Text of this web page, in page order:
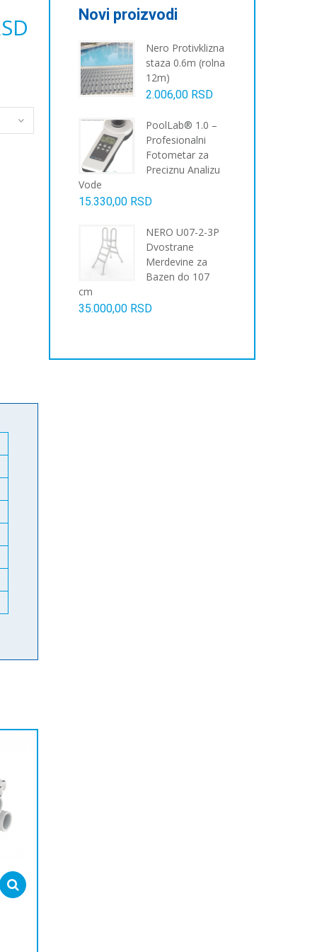
Novi proizvodi
Nero Protivklizna
staza 0.6m (rolna
12m)
2.006,00 RSD
PoolLab® 1.0 –
Profesionalni
Fotometar za
Preciznu Analizu
Vode
15.330,00 RSD
NERO U07-2-3P
Dvostrane
Merdevine za
Bazen do 107
cm
35.000,00 RSD